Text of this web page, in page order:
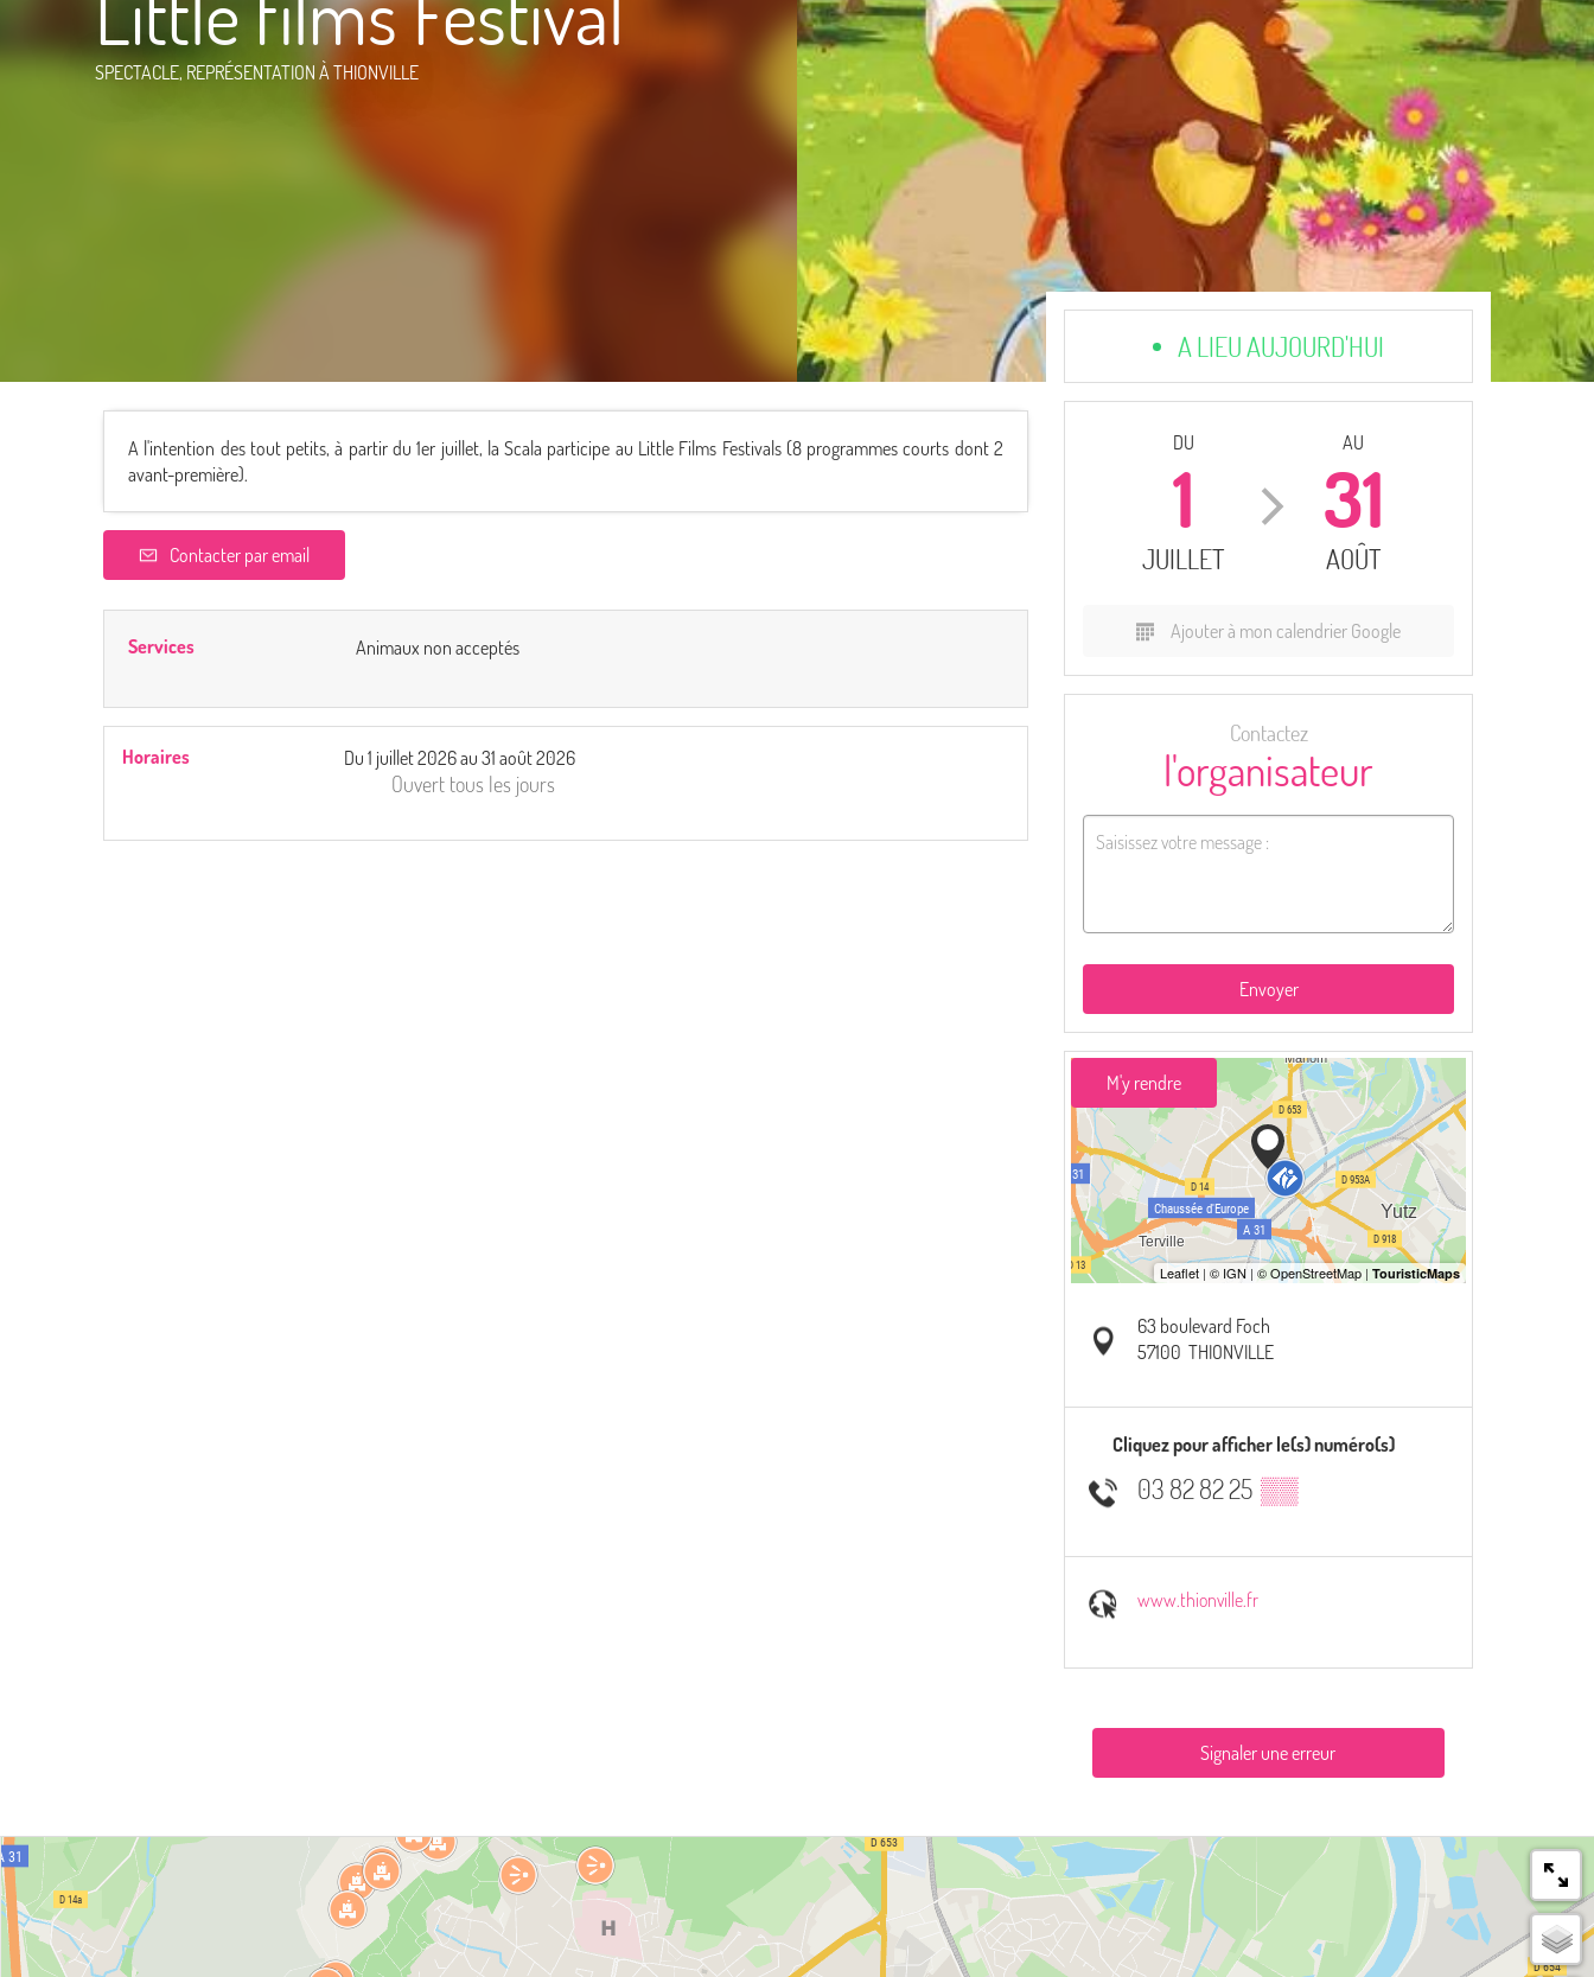
SPECTACLE, REPRÉSENTATION À THIONVILLE
A l'intention des tout petits, à partir du 1er juillet, la Scala participe au Little Films Festivals (8 programmes courts dont 2
avant-première).
Contacter par email
Services Animaux non acceptés
Horaires Du 1 juillet 2026au 31 août 2026
Ouvert tous les jours
A LIEU AUJOURD'HUI
DU
1
JUILLET
AU
31
AOÛT
Ajouter à mon calendrier Google
Contactez
l'organisateur
Envoyer
M'y rendre
63 boulevard Foch
57100 THIONVILLE
Cliquez pour afficher le(s) numéro(s)
03 82 82 25 ▒▒
www.thionville.fr
Signaler une erreur